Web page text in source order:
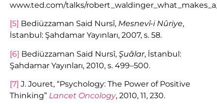
www.ted.com/talks/
[5] Bediüzzaman Said Nursî, Mesnevî-i Nûriye,
İstanbul: Şahdamar Yayınları, 2007, s. 58.
[6] Bediüzzaman Said Nursî, Şuâlar, İstanbul:
Şahdamar Yayınları, 2010, s. 499–500.
[7] J. Jouret, “Psychology: The Power of Positive
Thinking” Lancet Oncology, 2010, 11, 230.